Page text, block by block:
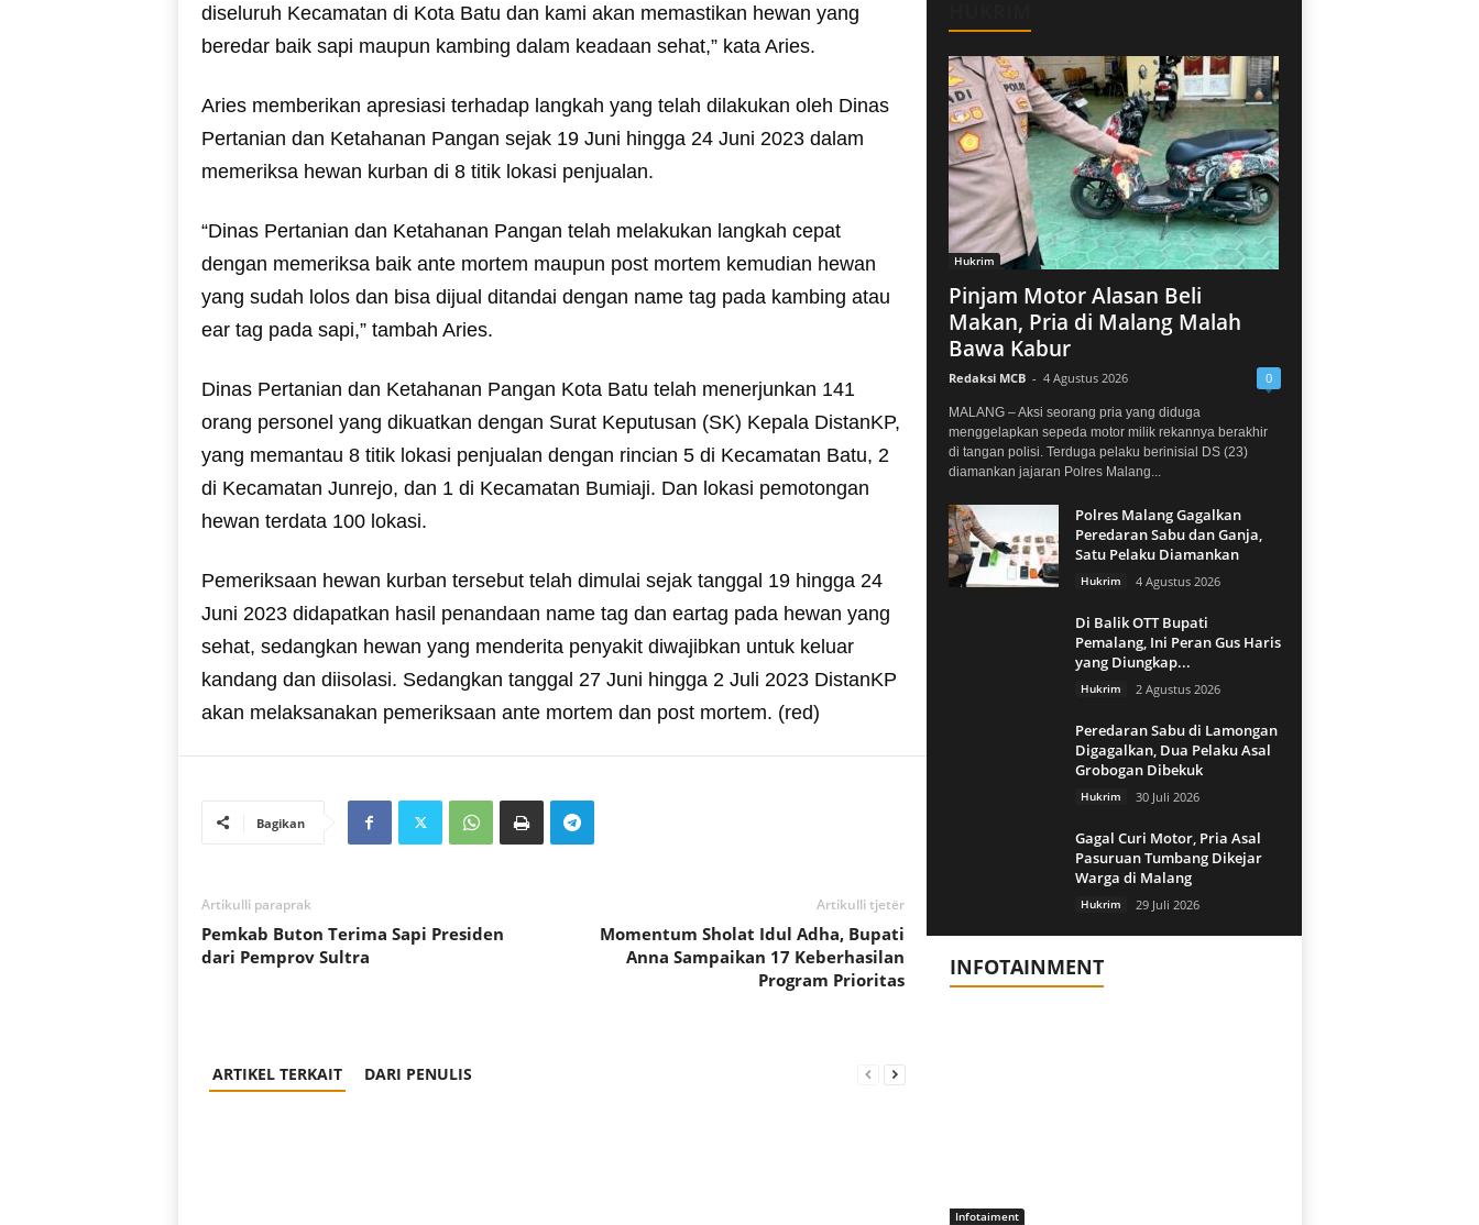
diseluruh Kecamatan di Kota Batu dan kami akan memastikan hewan yang
beredar baik sapi maupun kambing dalam keadaan sehat,” kata Aries.
Aries memberikan apresiasi terhadap langkah yang telah dilakukan oleh Dinas
Pertanian dan Ketahanan Pangan sejak 19 Juni hingga 24 Juni 2023 dalam
memeriksa hewan kurban di 8 titik lokasi penjualan.
“Dinas Pertanian dan Ketahanan Pangan telah melakukan langkah cepat
dengan memeriksa baik ante mortem maupun post mortem kemudian hewan
yang sudah lolos dan bisa dijual ditandai dengan name tag pada kambing atau
ear tag pada sapi,” tambah Aries.
Dinas Pertanian dan Ketahanan Pangan Kota Batu telah menerjunkan 141
orang personel yang dikuatkan dengan Surat Keputusan (SK) Kepala DistanKP,
yang memantau 8 titik lokasi penjualan dengan rincian 5 di Kecamatan Batu, 2
di Kecamatan Junrejo, dan 1 di Kecamatan Bumiaji. Dan lokasi pemotongan
hewan terdata 100 lokasi.
Pemeriksaan hewan kurban tersebut telah dimulai sejak tanggal 19 hingga 24
Juni 2023 didapatkan hasil penandaan name tag dan eartag pada hewan yang
sehat, sedangkan hewan yang menderita penyakit diwajibkan untuk keluar
kandang dan diisolasi. Sedangkan tanggal 27 Juni hingga 2 Juli 2023 DistanKP
akan melaksanakan pemeriksaan ante mortem dan post mortem. (red)
Bagikan
Artikulli paraprak
Pemkab Buton Terima Sapi Presiden
dari Pemprov Sultra
Artikulli tjetër
Momentum Sholat Idul Adha, Bupati
Anna Sampaikan 17 Keberhasilan
Program Prioritas
ARTIKEL TERKAIT DARI PENULIS
Hukrim
Pinjam Motor Alasan Beli
Makan, Pria di Malang Malah
Bawa Kabur
Redaksi MCB - 4 Agustus 2026 0
MALANG – Aksi seorang pria yang diduga
menggelapkan sepeda motor milik rekannya berakhir
di tangan polisi. Terduga pelaku berinisial DS (23)
diamankan jajaran Polres Malang...
Polres Malang Gagalkan
Peredaran Sabu dan Ganja,
Satu Pelaku Diamankan
Hukrim 4 Agustus 2026
Di Balik OTT Bupati
Pemalang, Ini Peran Gus Haris
yang Diungkap...
Hukrim 2 Agustus 2026
Peredaran Sabu di Lamongan
Digagalkan, Dua Pelaku Asal
Grobogan Dibekuk
Hukrim 30 Juli 2026
Gagal Curi Motor, Pria Asal
Pasuruan Tumbang Dikejar
Warga di Malang
Hukrim 29 Juli 2026
INFOTAINMENT
Infotaiment